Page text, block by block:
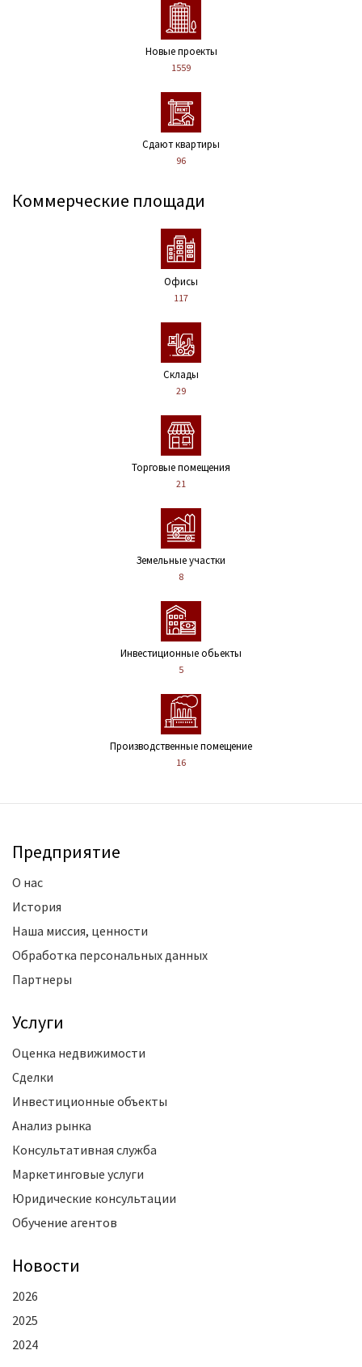
Новые проекты
1559
Сдают квартиры
96
Коммерческие площади
Офисы
117
Склады
29
Торговые помещения
21
Земельные участки
8
Инвестиционные обьекты
5
Производственные помещение
16
Предприятие
О нас
История
Наша миссия, ценности
Обработка персональных данных
Партнеры
Услуги
Оценка недвижимости
Сделки
Инвестиционные объекты
Анализ рынка
Консультативная служба
Маркетинговые услуги
Юридические консультации
Обучение агентов
Новости
2026
2025
2024